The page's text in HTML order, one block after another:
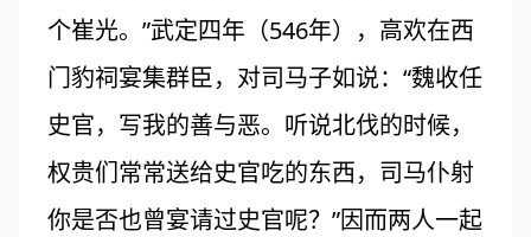
个崔光。”武定四年（546年），高欢在西
门豹祠宴集群臣，对司马子如说：“魏收任
史官，写我的善与恶。听说北伐的时候，
权贵们常常送给史官吃的东西，司马仆射
你是否也曾宴请过史官呢？”因而两人一起